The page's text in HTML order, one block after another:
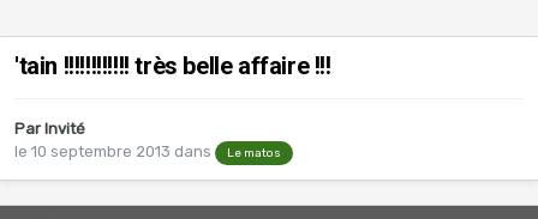
'tain !!!!!!!!!!!! très belle affaire !!!
Par Invité
le 10 septembre 2013 dans Le matos